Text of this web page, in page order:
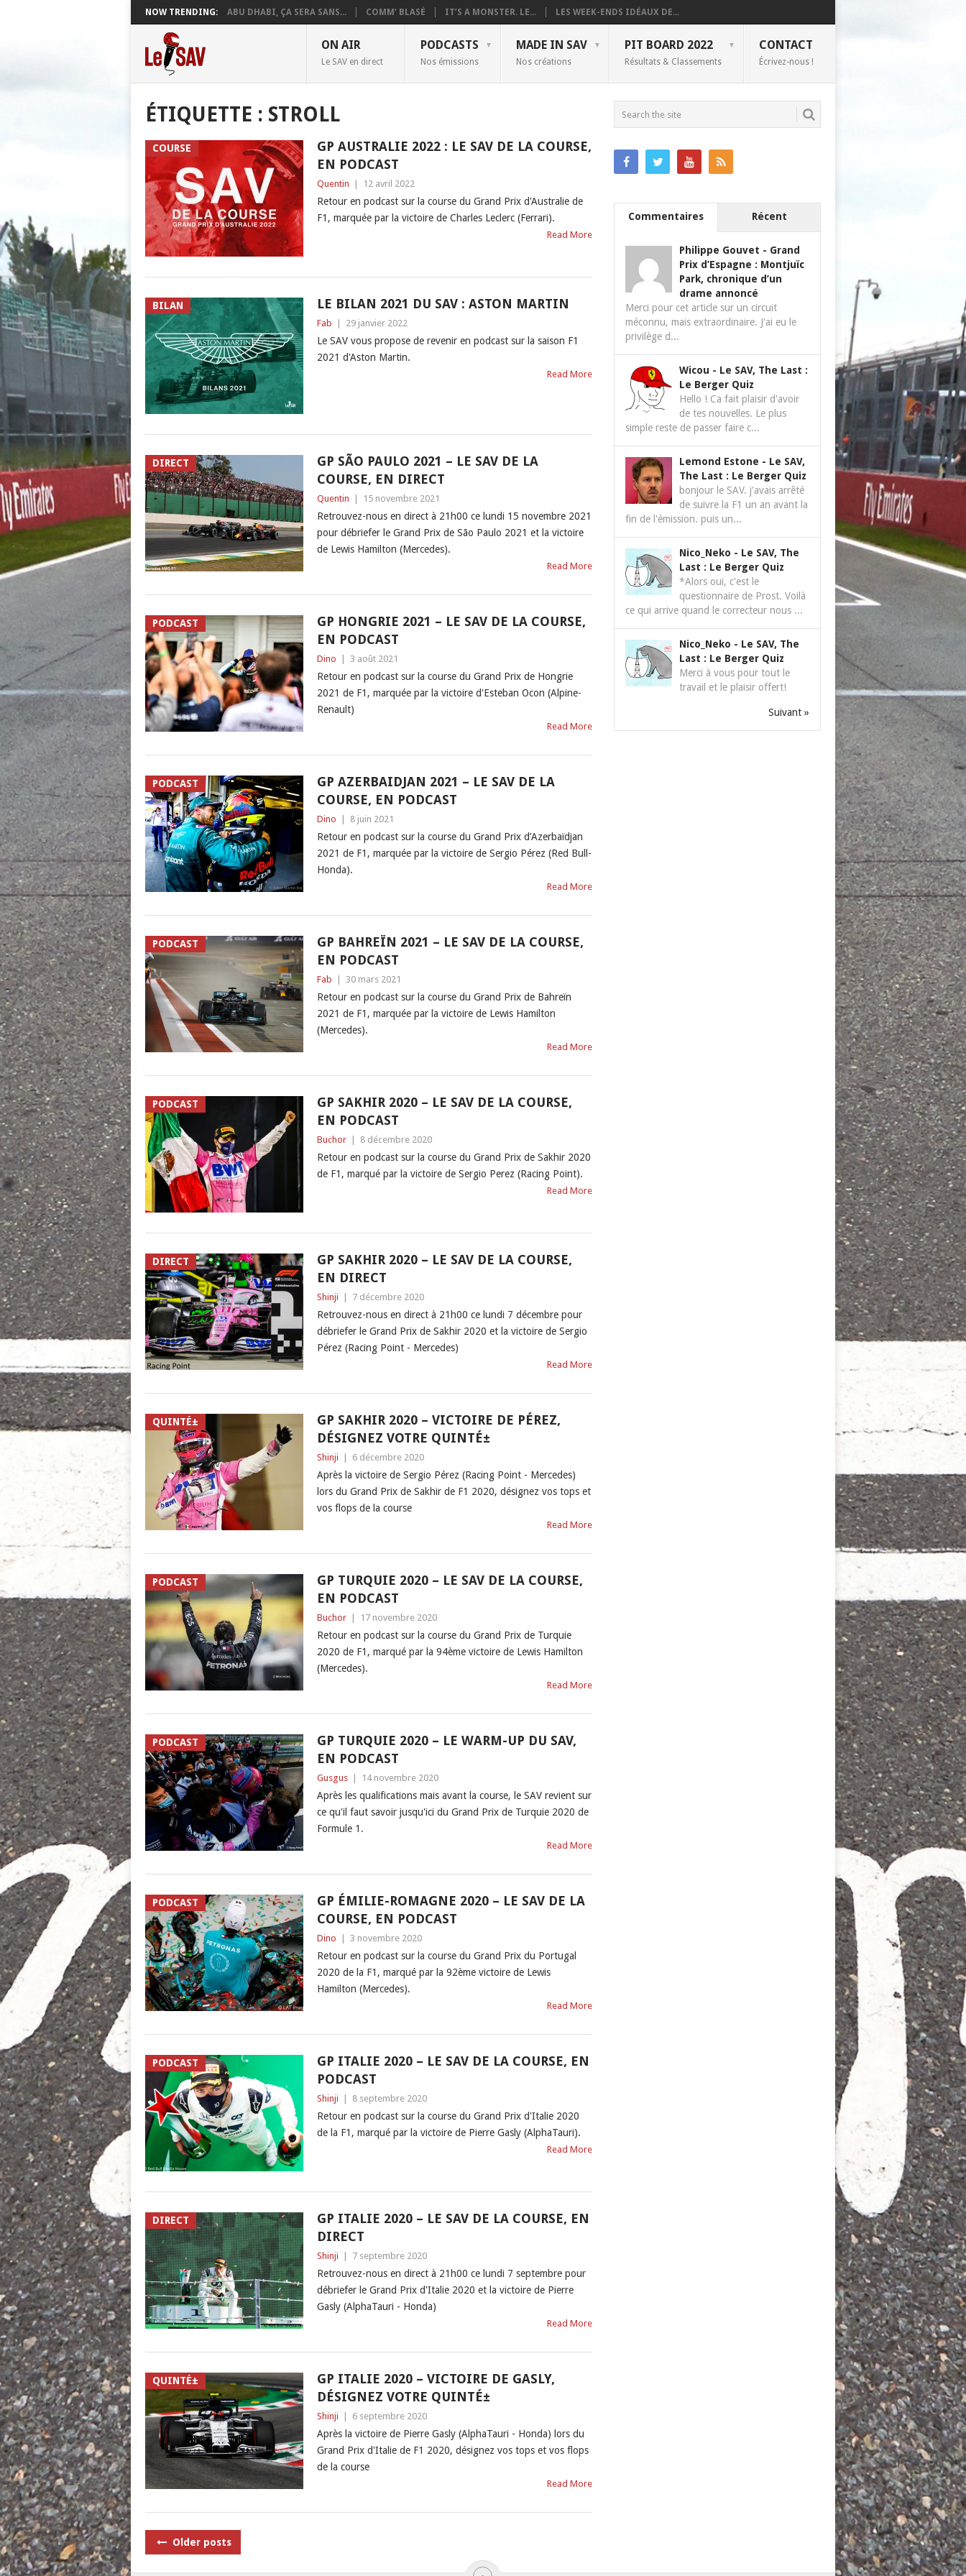
NOW TRENDING: ABU DHABI, ÇA SERA SANS... COMM’ BLASÉ IT’S A MONSTER. LE... LES WEEK-ENDS IDÉAUX DE...
ON AIR
Le SAV en direct
PODCASTS
Nos émissions
MADE IN SAV
Nos créations
PIT BOARD 2022
Résultats & Classements
CONTACT
Écrivez-nous !
ÉTIQUETTE : STROLL
COURSE
GP AUSTRALIE 2022 : LE SAV DE LA COURSE,
EN PODCAST
Quentin 12 avril 2022
Retour en podcast sur la course du Grand Prix d'Australie de
F1, marquée par la victoire de Charles Leclerc (Ferrari).
Read More
BILAN LE BILAN 2021 DU SAV : ASTON MARTIN
Fab 29 janvier 2022
Le SAV vous propose de revenir en podcast sur la saison F1
2021 d'Aston Martin.
Read More
DIRECT
GP SÃO PAULO 2021 – LE SAV DE LA
COURSE, EN DIRECT
Quentin 15 novembre 2021
Retrouvez-nous en direct à 21h00 ce lundi 15 novembre 2021
pour débriefer le Grand Prix de São Paulo 2021 et la victoire
de Lewis Hamilton (Mercedes).
Read More
PODCAST
GP HONGRIE 2021 – LE SAV DE LA COURSE,
EN PODCAST
Dino 3 août 2021
Retour en podcast sur la course du Grand Prix de Hongrie
2021 de F1, marquée par la victoire d'Esteban Ocon (Alpine-
Renault)
Read More
PODCAST
GP AZERBAIDJAN 2021 – LE SAV DE LA
COURSE, EN PODCAST
Dino 8 juin 2021
Retour en podcast sur la course du Grand Prix d’Azerbaïdjan
2021 de F1, marquée par la victoire de Sergio Pérez (Red Bull-
Honda).
Read More
PODCAST
GP BAHREÏN 2021 – LE SAV DE LA COURSE,
EN PODCAST
Fab 30 mars 2021
Retour en podcast sur la course du Grand Prix de Bahreïn
2021 de F1, marquée par la victoire de Lewis Hamilton
(Mercedes).
Read More
PODCAST
GP SAKHIR 2020 – LE SAV DE LA COURSE,
EN PODCAST
Buchor 8 décembre 2020
Retour en podcast sur la course du Grand Prix de Sakhir 2020
de F1, marqué par la victoire de Sergio Perez (Racing Point).
Read More
DIRECT
GP SAKHIR 2020 – LE SAV DE LA COURSE,
EN DIRECT
Shinji 7 décembre 2020
Retrouvez-nous en direct à 21h00 ce lundi 7 décembre pour
débriefer le Grand Prix de Sakhir 2020 et la victoire de Sergio
Pérez (Racing Point - Mercedes)
Read More
QUINTÉ±
GP SAKHIR 2020 – VICTOIRE DE PÉREZ,
DÉSIGNEZ VOTRE QUINTÉ±
Shinji 6 décembre 2020
Après la victoire de Sergio Pérez (Racing Point - Mercedes)
lors du Grand Prix de Sakhir de F1 2020, désignez vos tops et
vos flops de la course
Read More
PODCAST
GP TURQUIE 2020 – LE SAV DE LA COURSE,
EN PODCAST
Buchor 17 novembre 2020
Retour en podcast sur la course du Grand Prix de Turquie
2020 de F1, marqué par la 94ème victoire de Lewis Hamilton
(Mercedes).
Read More
PODCAST
GP TURQUIE 2020 – LE WARM-UP DU SAV,
EN PODCAST
Gusgus 14 novembre 2020
Après les qualifications mais avant la course, le SAV revient sur
ce qu'il faut savoir jusqu'ici du Grand Prix de Turquie 2020 de
Formule 1.
Read More
PODCAST
GP ÉMILIE-ROMAGNE 2020 – LE SAV DE LA
COURSE, EN PODCAST
Dino 3 novembre 2020
Retour en podcast sur la course du Grand Prix du Portugal
2020 de la F1, marqué par la 92ème victoire de Lewis
Hamilton (Mercedes).
Read More
PODCAST
GP ITALIE 2020 – LE SAV DE LA COURSE, EN
PODCAST
Shinji 8 septembre 2020
Retour en podcast sur la course du Grand Prix d'Italie 2020
de la F1, marqué par la victoire de Pierre Gasly (AlphaTauri).
Read More
DIRECT
GP ITALIE 2020 – LE SAV DE LA COURSE, EN
DIRECT
Shinji 7 septembre 2020
Retrouvez-nous en direct à 21h00 ce lundi 7 septembre pour
débriefer le Grand Prix d'Italie 2020 et la victoire de Pierre
Gasly (AlphaTauri - Honda)
Read More
QUINTÉ±
GP ITALIE 2020 – VICTOIRE DE GASLY,
DÉSIGNEZ VOTRE QUINTÉ±
Shinji 6 septembre 2020
Après la victoire de Pierre Gasly (AlphaTauri - Honda) lors du
Grand Prix d'Italie de F1 2020, désignez vos tops et vos flops
de la course
Read More
POSTS
Older posts
Commentaires Récent
Philippe Gouvet - Grand
Prix d’Espagne : Montjuïc
Park, chronique d’un
drame annoncé
Merci pour cet article sur un circuit
méconnu, mais extraordinaire. J'ai eu le
privilège d...
Wicou - Le SAV, The Last :
Le Berger Quiz
Hello ! Ca fait plaisir d'avoir
de tes nouvelles. Le plus
simple reste de passer faire c...
Lemond Estone - Le SAV,
The Last : Le Berger Quiz
bonjour le SAV. j'avais arrêté
de suivre la F1 un an avant la
fin de l'émission. puis un...
Nico_Neko - Le SAV, The
Last : Le Berger Quiz
*Alors oui, c'est le
questionnaire de Prost. Voilà
ce qui arrive quand le correcteur nous ...
Nico_Neko - Le SAV, The
Last : Le Berger Quiz
Merci à vous pour tout le
travail et le plaisir offert!
Suivant »